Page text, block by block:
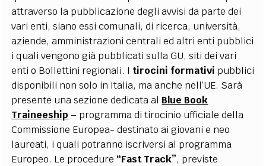
attraverso la pubblicazione degli avvisi da parte dei
vari enti, siano essi comunali, di ricerca, università,
aziende, amministrazioni centrali ed altri enti pubblici
i quali vengono già pubblicati sulla GU, siti dei vari
enti o Bollettini regionali. I tirocini formativi pubblici
disponibili non solo in Italia, ma anche nell’UE. Sarà
presente una sezione dedicata al Blue Book
Traineeship – programma di tirocinio ufficiale della
Commissione Europea- destinato ai giovani e neo
laureati, i quali potranno iscriversi al programma
Europeo. Le procedure “Fast Track”, previste